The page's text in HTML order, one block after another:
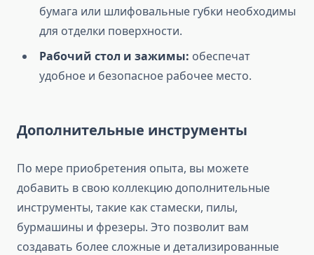
бумага или шлифовальные губки необходимы
для отделки поверхности.
Рабочий стол и зажимы: обеспечат
удобное и безопасное рабочее место.
Дополнительные инструменты
По мере приобретения опыта, вы можете
добавить в свою коллекцию дополнительные
инструменты, такие как стамески, пилы,
бурмашины и фрезеры. Это позволит вам
создавать более сложные и детализированные